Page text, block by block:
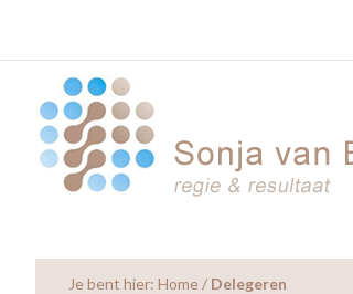
main
primary
footer
Je bent hier: Home / Delegeren